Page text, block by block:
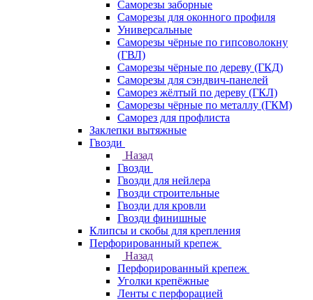
Саморезы заборные
Саморезы для оконного профиля
Универсальные
Саморезы чёрные по гипсоволокну
(ГВЛ)
Саморезы чёрные по дереву (ГКД)
Саморезы для сэндвич-панелей
Саморез жёлтый по дереву (ГКЛ)
Саморезы чёрные по металлу (ГКМ)
Саморез для профлиста
Заклепки вытяжные
Гвозди
Назад
Гвозди
Гвозди для нейлера
Гвозди строительные
Гвозди для кровли
Гвозди финишные
Клипсы и скобы для крепления
Перфорированный крепеж
Назад
Перфорированный крепеж
Уголки крепёжные
Ленты с перфорацией